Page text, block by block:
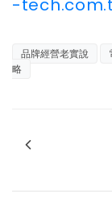
-
品牌經營老實說
略